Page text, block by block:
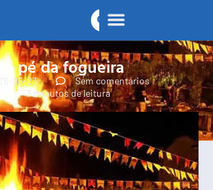
pé da fogueira
06-23
Sem comentários
3 minutos de leitura